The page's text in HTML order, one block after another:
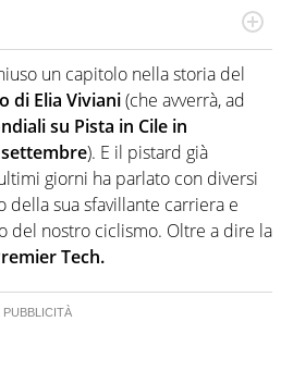
ma, più in generale, appassionato
anche senza il Motor. Dà il
strada fa largo alle due o alle
un capitolo nella storia del
di Elia Viviani(che avverrà, ad
su Pista in Cile in
). E il pistard già
giorni ha parlato con diversi
sua sfavillante carriera e
del nostro ciclismo. Oltre a dire la
Tech.